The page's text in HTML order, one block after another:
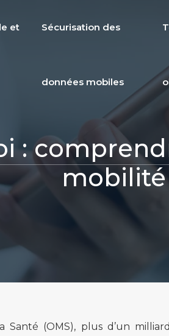
et Sécurisation des
données mobiles
:
Santé (OMS), plus d’un